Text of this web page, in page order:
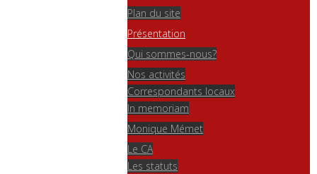
Plan du site
Présentation
Qui sommes-nous?
Nos activités
Correspondants locaux
In memoriam
Monique Mémet
Le CA
Les statuts